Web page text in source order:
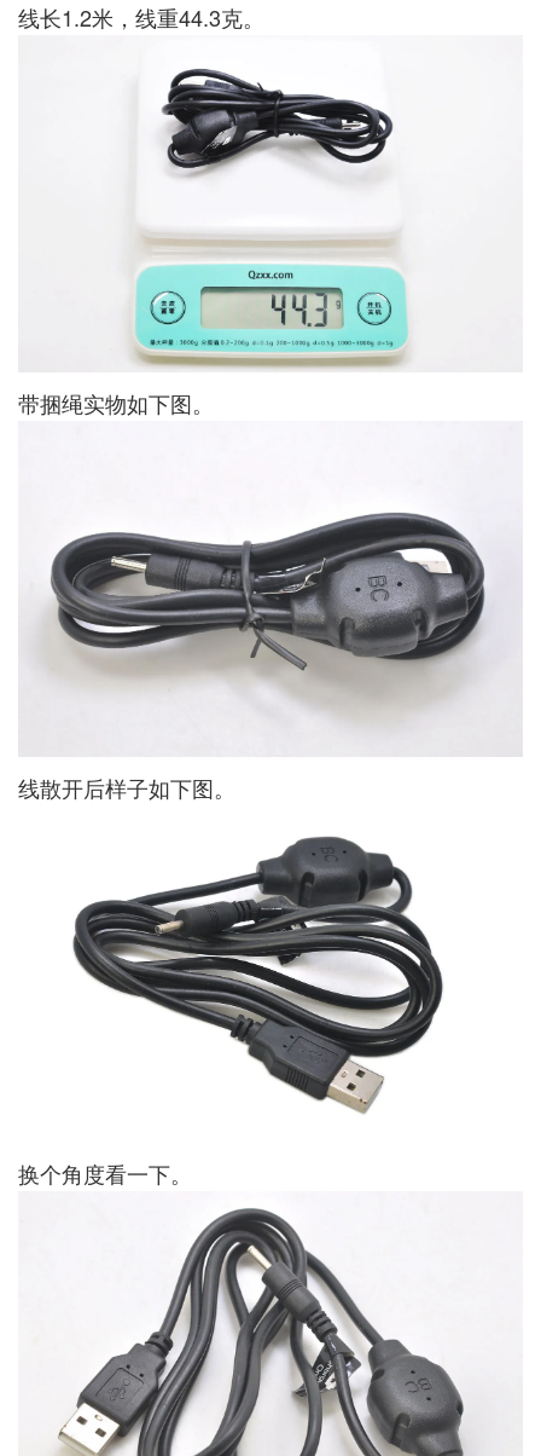
线长1.2米，线重44.3克。
带捆绳实物如下图。
线散开后样子如下图。
换个角度看一下。